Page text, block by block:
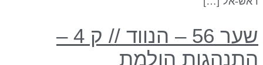
שער 56 – הנווד // ק 4 –
הולמת